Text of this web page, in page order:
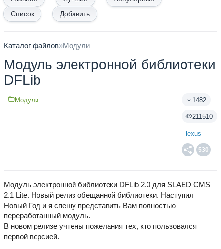
Список
Добавить
Каталог файлов»Модули
Модуль электронной библиотеки
DFLib
1482
211510
lexus
530
Модули
Модуль электронной библиотеки DFLib 2.0 для SLAED CMS
2.1 Lite. Новый релиз обещанной библиотеки. Наступил
Новый Год и я спешу представить Вам полностью
переработанный модуль.
В новом релизе учтены пожелания тех, кто пользовался
первой версией.